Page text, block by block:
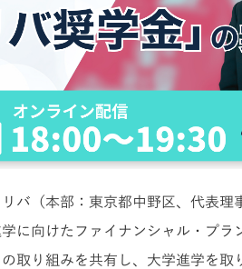
バ（本部：東京都中野区、代表理
に向けたファイナンシャル・プラ
取り組みを共有し、大学進学を取